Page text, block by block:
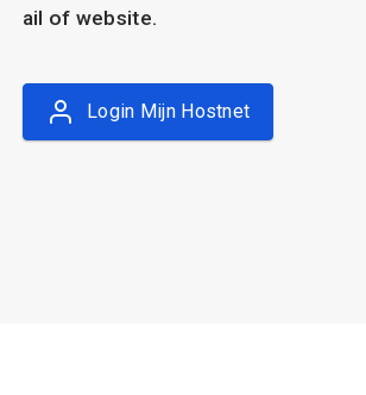
ail of website.
Login Mijn Hostnet